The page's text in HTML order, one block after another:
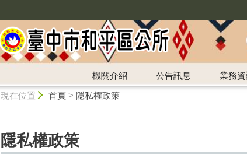
機關介紹 公告訊息 業務
現在位置 首頁> 隱私權政策
隱私權政策